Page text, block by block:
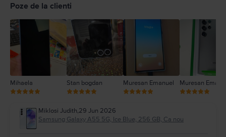
2
1
Poze de la clienti
Mihaela Stan bogdan Muresan Emanuel Muresan
Miklosi Judith,29 Jun 2026
Samsung Galaxy A55 5G, Ice Blue, 256 GB, Ca nou